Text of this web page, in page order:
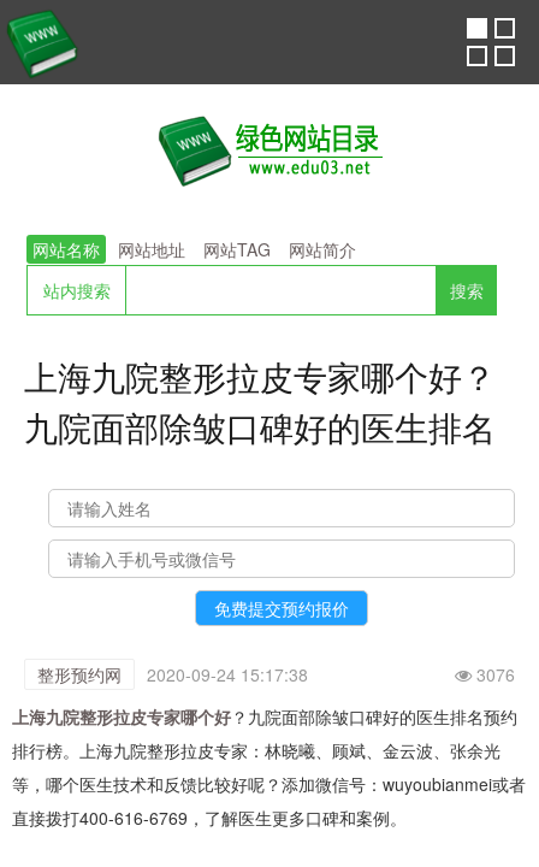
网站名称 网站地址 网站TAG
网站简介
站内搜索
上海九院整形拉皮专家哪个好？
九院面部除皱口碑好的医生排名
整形预约网 2020-09-24 15:17:38
3076
上海九院整形拉皮专家哪个好 ？九院面部除皱口碑好的医生排名预约
排行榜。上海九院整形拉皮专家：林晓曦、顾斌、金云波、张余光
等，哪个医生技术和反馈比较好呢？添加微信号：wuyoubianmei或者
直接拨打400-616-6769，了解医生更多口碑和案例。